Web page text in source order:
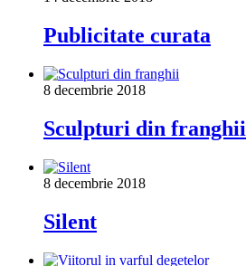
Publicitate curata
8 decembrie 2018
Sculpturi din franghii
8 decembrie 2018
Silent